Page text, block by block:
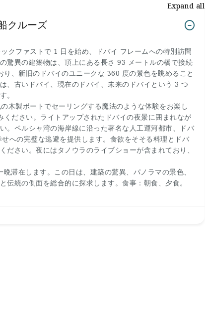
Expand all
クルーズ
クファストで 1 日を始め、ドバイ フレームへの特別訪問
驚異の建築物は、頂上にある長さ 93 メートルの橋で接続
、新旧のドバイのユニークな 360 度の景色を眺めること
、古いドバイ、現在のドバイ、未来のドバイという 3 つ
。
木製ボートでセーリングする魔法のような体験をお楽し
ださい。ライトアップされたドバイの夜景に囲まれなが
。ペルシャ湾の海岸線に沿った著名な人工運河都市、ドバ
への完璧な逃避を提供します。食欲をそそる料理とドバ
さい。夜にはタノウラのライブショーが含まれており、
滞在します。この日は、建築の驚異、パノラマの景色、
統の側面を総合的に探求します。食事：朝食、夕食。